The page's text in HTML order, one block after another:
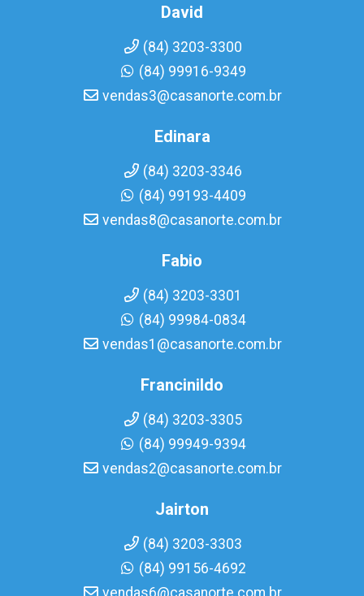
David
(84) 3203-3300
(84) 99916-9349
vendas3@casanorte.com.br
Edinara
(84) 3203-3346
(84) 99193-4409
vendas8@casanorte.com.br
Fabio
(84) 3203-3301
(84) 99984-0834
vendas1@casanorte.com.br
Francinildo
(84) 3203-3305
(84) 99949-9394
vendas2@casanorte.com.br
Jairton
(84) 3203-3303
(84) 99156-4692
vendas6@casanorte.com.br